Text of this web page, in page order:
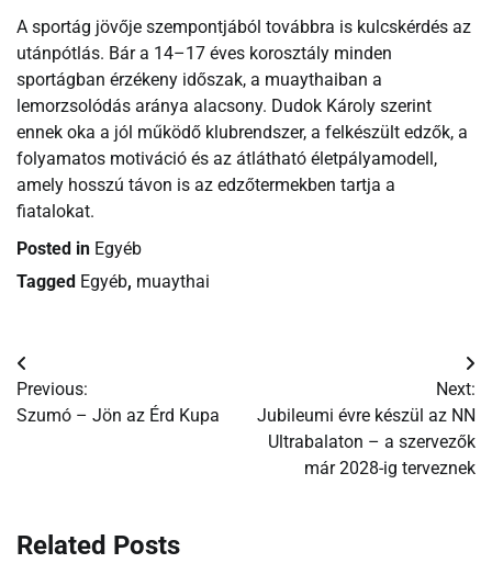
A sportág jövője szempontjából továbbra is kulcskérdés az
utánpótlás. Bár a 14–17 éves korosztály minden
sportágban érzékeny időszak, a muaythaiban a
lemorzsolódás aránya alacsony. Dudok Károly szerint
ennek oka a jól működő klubrendszer, a felkészült edzők, a
folyamatos motiváció és az átlátható életpályamodell,
amely hosszú távon is az edzőtermekben tartja a
fiatalokat.
Posted in Egyéb
Tagged Egyéb, muaythai
Bejegyzés
navigáció
Previous:
Szumó – Jön az Érd Kupa
Next:
Jubileumi évre készül az NN
Ultrabalaton – a szervezők
már 2028-ig terveznek
Related Posts